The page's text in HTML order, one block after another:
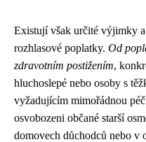
Existují však určité výjimky
rozhlasové poplatky. Od
zdravotním postižením,
hluchoslepé nebo osoby s
vyžadujícím mimořádnou
osvobozeni občané starší
domovech důchodců nebo v